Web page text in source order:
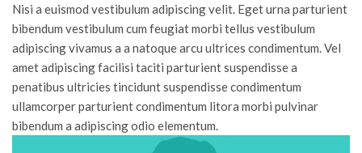
Nisi a euismod vestibulum adipiscing velit. Eget urna parturient
bibendum vestibulum cum feugiat morbi tellus vestibulum
adipiscing vivamus a a natoque arcu ultrices condimentum. Vel
amet adipiscing facilisi taciti parturient suspendisse a
penatibus ultricies tincidunt suspendisse condimentum
ullamcorper parturient condimentum litora morbi pulvinar
bibendum a adipiscing odio elementum.